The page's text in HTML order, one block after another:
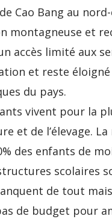
Cao Bang au
montagneuse et
accès limité aux
et reste
du pays.
vivent pour la
et de l’élevage.
des enfants de
scolaires
de tout
de budget pour